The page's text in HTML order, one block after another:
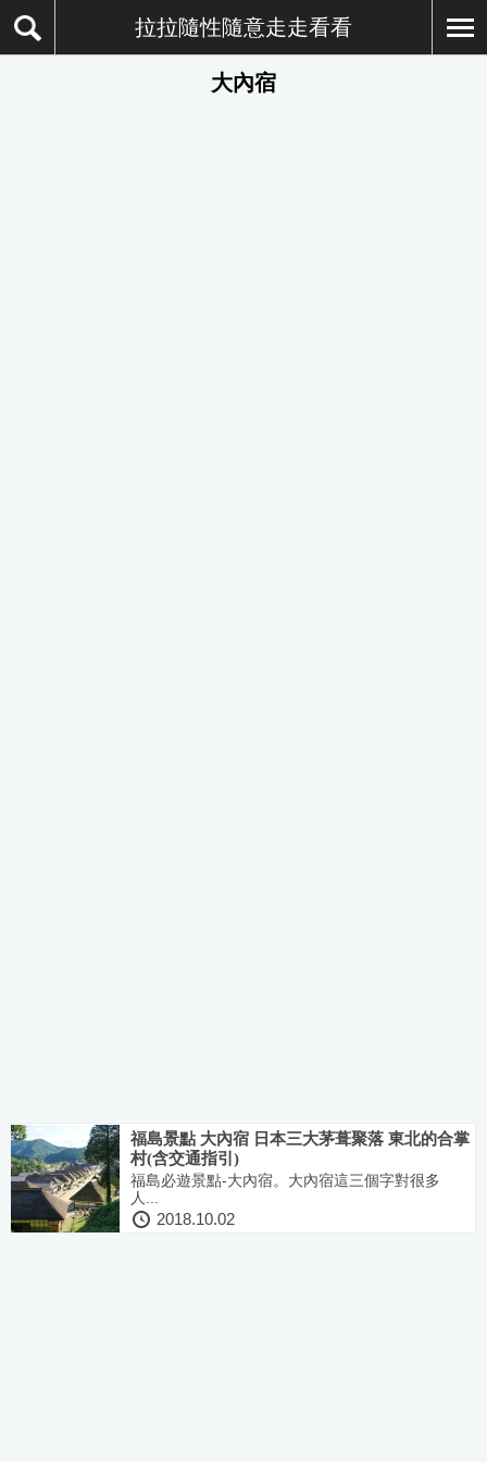
拉拉隨性隨意走走看看
大內宿
福島景點 大內宿 日本三大茅葺聚落 東北的合掌
村(含交通指引)
福島必遊景點-大內宿。大內宿這三個字對很多
人...
2018.10.02